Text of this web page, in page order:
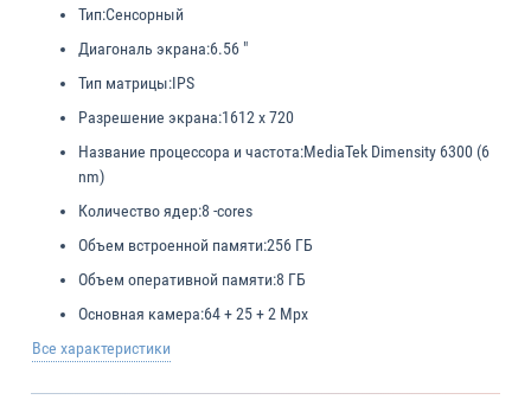
Тип:Сенсорный
Диагональ экрана:6.56 "
Тип матрицы:IPS
Разрешение экрана:1612 x 720
Название процессора и частота:MediaTek Dimensity 6300 (6
nm)
Количество ядер:8 -cores
Объем встроенной памяти:256 ГБ
Объем оперативной памяти:8 ГБ
Основная камера:64 + 25 + 2 Mpx
Все характеристики